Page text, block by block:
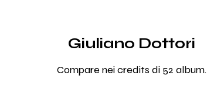
Giuliano Dottori
Compare nei credits di 52 album.